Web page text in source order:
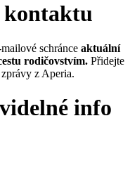
kontaktu
schránce aktuální
rodičovstvím. Přidejte
z Aperia.
info